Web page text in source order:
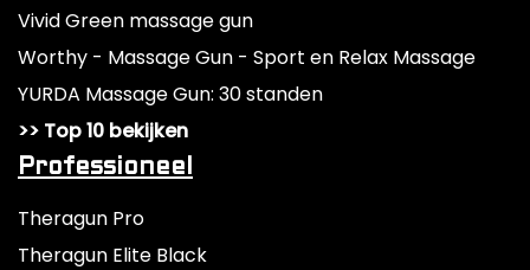
Vivid Green massage gun
Worthy - Massage Gun - Sport en Relax Massage
YURDA Massage Gun: 30 standen
>> Top 10 bekijken
Professioneel
Theragun Pro
Theragun Elite Black